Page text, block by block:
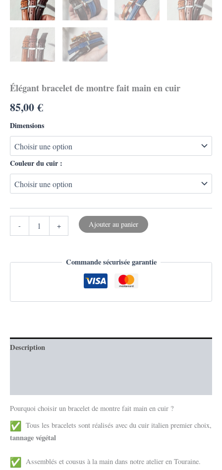
Élégant bracelet de montre fait main en cuir
85,00€
Dimensions
Couleur du cuir :
- + Ajouter au panier
Commande sécurisée garantie
Description
Pourquoi choisir un bracelet de montre fait main en cuir ?
Tous les bracelets sont réalisés avec du cuir italien premier choix,
tannage végétal
Assemblés et cousus à la main dans notre atelier en Touraine.